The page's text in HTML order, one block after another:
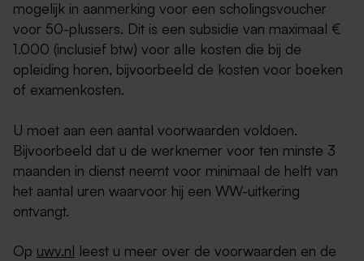
mogelijk in aanmerking voor een scholingsvoucher
voor 50-plussers. Dit is een subsidie van maximaal €
1.000 (inclusief btw) voor alle kosten die bij de
opleiding horen, bijvoorbeeld de kosten voor boeken
of examenkosten.
U moet aan een aantal voorwaarden voldoen.
Bijvoorbeeld dat u de werknemer voor ten minste 3
maanden in dienst neemt voor minimaal de helft van
het aantal uren waarvoor hij een WW-uitkering
ontvangt.
Op uwv.nl leest u meer over de voorwaarden en de